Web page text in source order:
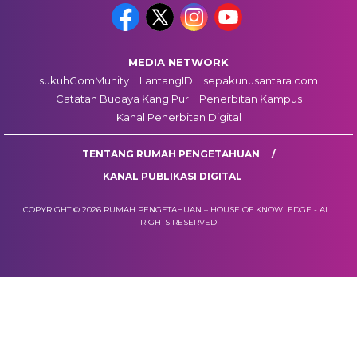
MEDIA NETWORK
sukuhComMunity
LantangID
sepakunusantara.com
Catatan Budaya Kang Pur
Penerbitan Kampus
Kanal Penerbitan Digital
TENTANG RUMAH PENGETAHUAN
KANAL PUBLIKASI DIGITAL
COPYRIGHT © 2026 RUMAH PENGETAHUAN – HOUSE OF KNOWLEDGE - ALL
RIGHTS RESERVED